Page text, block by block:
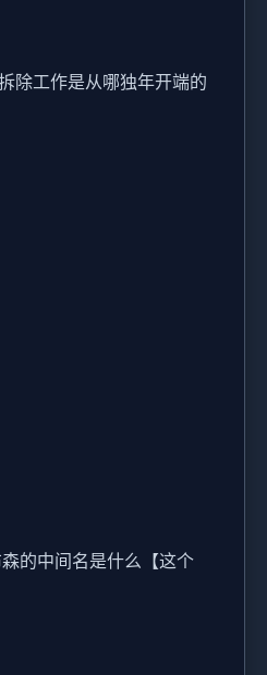
除工作是从哪独年开端的
森的中间名是什么【这个